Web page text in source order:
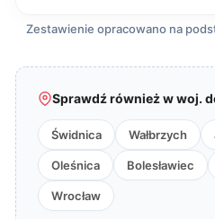
Zestawienie opracowano na
Sprawdź również w woj.
Świdnica Wałbrzych
Oleśnica Bolesławiec
Wrocław